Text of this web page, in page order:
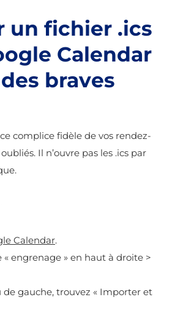
un fichier .ics
Calendar
braves
complice fidèle de vos rendez-
Il n’ouvre pas les .ics par
Calendar.
« engrenage » en haut à droite >
de gauche, trouvez « Importer et